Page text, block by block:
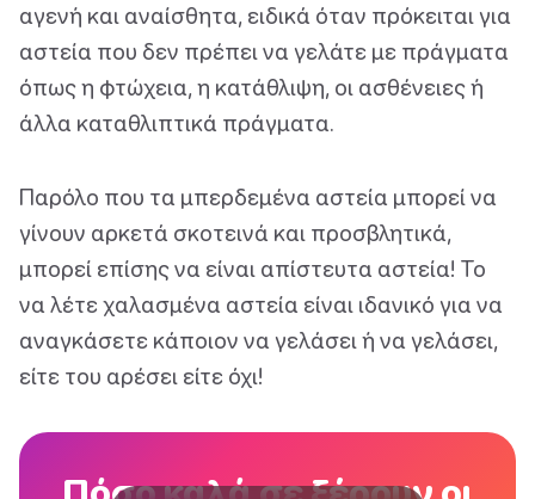
αγενή και αναίσθητα, ειδικά όταν πρόκειται για
αστεία που δεν πρέπει να γελάτε με πράγματα
όπως η φτώχεια, η κατάθλιψη, οι ασθένειες ή
άλλα καταθλιπτικά πράγματα.
Παρόλο που τα μπερδεμένα αστεία μπορεί να
γίνουν αρκετά σκοτεινά και προσβλητικά,
μπορεί επίσης να είναι απίστευτα αστεία! Το
να λέτε χαλασμένα αστεία είναι ιδανικό για να
αναγκάσετε κάποιον να γελάσει ή να γελάσει,
είτε του αρέσει είτε όχι!